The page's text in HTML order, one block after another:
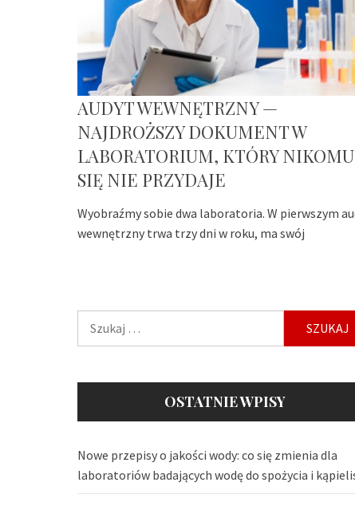
AUDYT WEWNĘTRZNY —
NAJDROŻSZY DOKUMENT W
LABORATORIUM, KTÓRY NIKOMU
SIĘ NIE PRZYDAJE
Wyobraźmy sobie dwa laboratoria. W pierwszym
wewnętrzny trwa trzy dni w roku, ma swój
OSTATNIE WPISY
Nowe przepisy o jakości wody: co się zmienia dla
laboratoriów badających wodę do spożycia i